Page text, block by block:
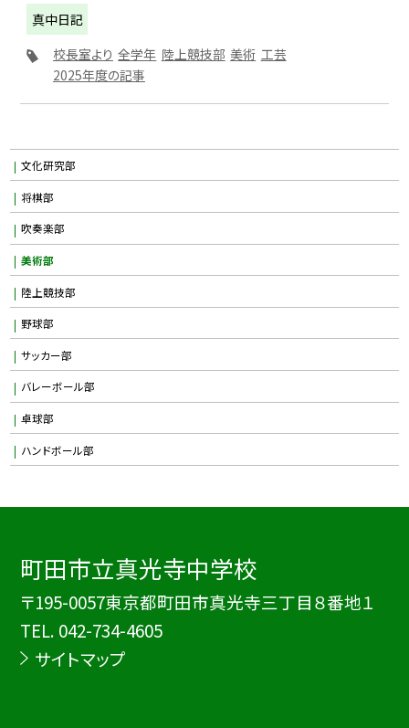
真中日記
校長室より 全学年 陸上競技部 美術 工芸
2025年度の記事
文化研究部
将棋部
吹奏楽部
美術部
陸上競技部
野球部
サッカー部
バレーボール部
卓球部
ハンドボール部
町田市立真光寺中学校
〒195-0057東京都町田市真光寺三丁目８番地１
TEL. 042-734-4605
サイトマップ